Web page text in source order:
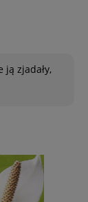
ją zjadały,